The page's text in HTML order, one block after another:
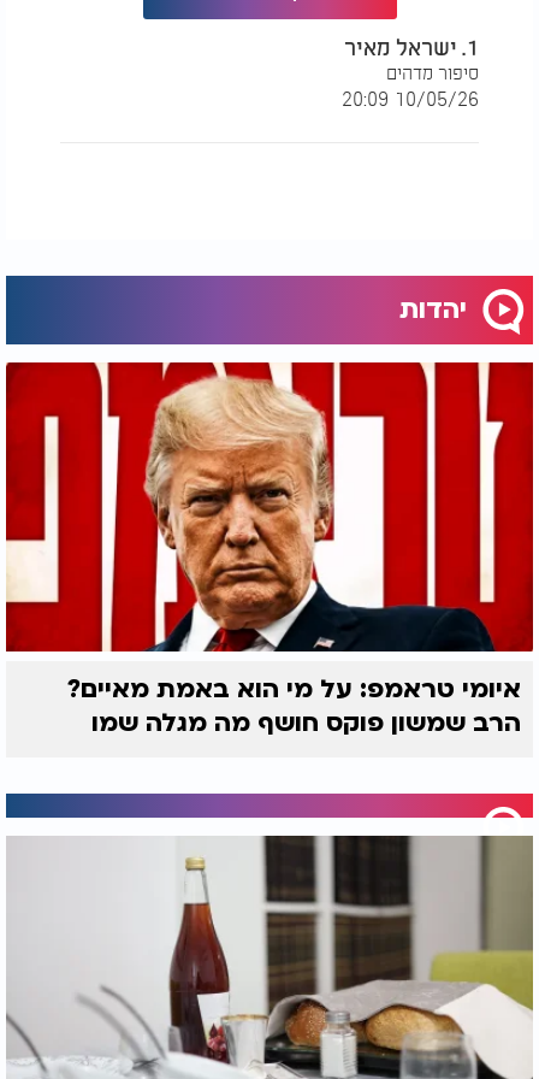
1. ישראל מאיר
סיפור מדהים
10/05/26 20:09
יהדות
איומי טראמפ: על מי הוא באמת מאיים?
הרב שמשון פוקס חושף מה מגלה שמו